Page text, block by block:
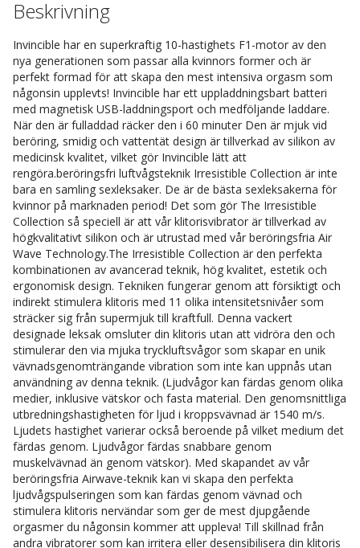
Beskrivning
Invincible har en superkraftig 10-hastighets F1-motor av den
nya generationen som passar alla kvinnors former och är
perfekt formad för att skapa den mest intensiva orgasm som
någonsin upplevts! Invincible har ett uppladdningsbart batteri
med magnetisk USB-laddningsport och medföljande laddare.
När den är fulladdad räcker den i 60 minuter Den är mjuk vid
beröring, smidig och vattentät design är tillverkad av silikon av
medicinsk kvalitet, vilket gör Invincible lätt att
rengöra.beröringsfri luftvågsteknik Irresistible Collection är inte
bara en samling sexleksaker. De är de bästa sexleksakerna för
kvinnor på marknaden period! Det som gör The Irresistible
Collection så speciell är att vår klitorisvibrator är tillverkad av
högkvalitativt silikon och är utrustad med vår beröringsfria Air
Wave Technology.The Irresistible Collection är den perfekta
kombinationen av avancerad teknik, hög kvalitet, estetik och
ergonomisk design. Tekniken fungerar genom att försiktigt och
indirekt stimulera klitoris med 11 olika intensitetsnivåer som
sträcker sig från supermjuk till kraftfull. Denna vackert
designade leksak omsluter din klitoris utan att vidröra den och
stimulerar den via mjuka tryckluftsvågor som skapar en unik
vävnadsgenomträngande vibration som inte kan uppnås utan
användning av denna teknik. (Ljudvågor kan färdas genom olika
medier, inklusive vätskor och fasta material. Den genomsnittliga
utbredningshastigheten för ljud i kroppsvävnad är 1540 m/s.
Ljudets hastighet varierar också beroende på vilket medium det
färdas genom. Ljudvågor färdas snabbare genom
muskelvävnad än genom vätskor). Med skapandet av vår
beröringsfria Airwave-teknik kan vi skapa den perfekta
ljudvågspulseringen som kan färdas genom vävnad och
stimulera klitoris nervändar som ger de mest djupgående
orgasmer du någonsin kommer att uppleva! Till skillnad från
andra vibratorer som kan irritera eller desensibilisera din klitoris